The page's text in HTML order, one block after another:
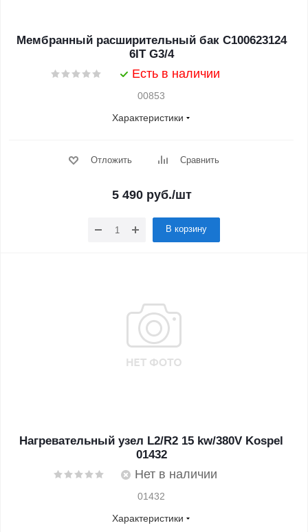
Мембранный расширительный бак C100623124
6IT G3/4
Есть в наличии
00853
Характеристики
Отложить Сравнить
5 490руб./шт
В корзину
Нагревательный узел L2/R2 15 kw/380V Kospel
01432
Нет в наличии
01432
Характеристики